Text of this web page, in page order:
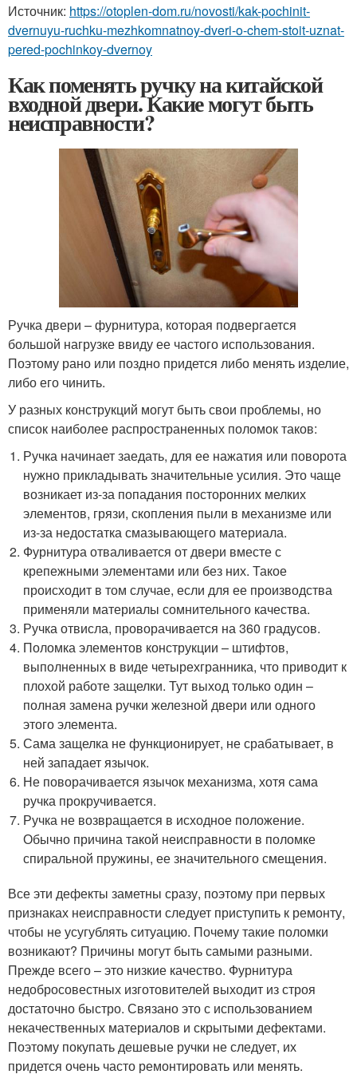
Источник: https://otoplen-dom.ru/novosti/kak-pochinit-
dvernuyu-ruchku-mezhkomnatnoy-dveri-o-chem-stoit-uznat-
pered-pochinkoy-dvernoy
Как поменять ручку на китайской
входной двери. Какие могут быть
неисправности?
Ручка двери – фурнитура, которая подвергается
большой нагрузке ввиду ее частого использования.
Поэтому рано или поздно придется либо менять изделие,
либо его чинить.
У разных конструкций могут быть свои проблемы, но
список наиболее распространенных поломок таков:
Ручка начинает заедать, для ее нажатия или поворота
нужно прикладывать значительные усилия. Это чаще
возникает из-за попадания посторонних мелких
элементов, грязи, скопления пыли в механизме или
из-за недостатка смазывающего материала.
Фурнитура отваливается от двери вместе с
крепежными элементами или без них. Такое
происходит в том случае, если для ее производства
применяли материалы сомнительного качества.
Ручка отвисла, проворачивается на 360 градусов.
Поломка элементов конструкции – штифтов,
выполненных в виде четырехгранника, что приводит к
плохой работе защелки. Тут выход только один –
полная замена ручки железной двери или одного
этого элемента.
Сама защелка не функционирует, не срабатывает, в
ней западает язычок.
Не поворачивается язычок механизма, хотя сама
ручка прокручивается.
Ручка не возвращается в исходное положение.
Обычно причина такой неисправности в поломке
спиральной пружины, ее значительного смещения.
Все эти дефекты заметны сразу, поэтому при первых
признаках неисправности следует приступить к ремонту,
чтобы не усугублять ситуацию. Почему такие поломки
возникают? Причины могут быть самыми разными.
Прежде всего – это низкие качество. Фурнитура
недобросовестных изготовителей выходит из строя
достаточно быстро. Связано это с использованием
некачественных материалов и скрытыми дефектами.
Поэтому покупать дешевые ручки не следует, их
придется очень часто ремонтировать или менять.